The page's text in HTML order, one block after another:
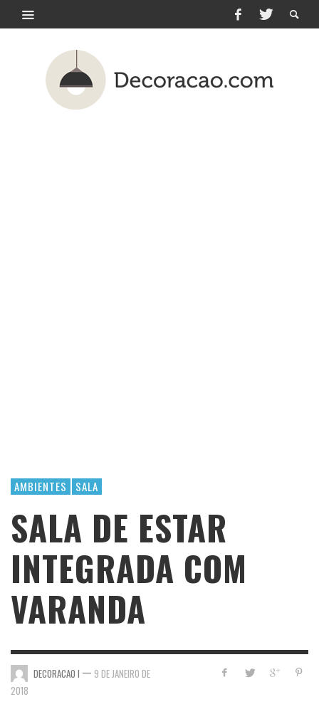
AMBIENTES SALA
SALA DE ESTAR
INTEGRADA COM
VARANDA
DECORACAO I — 9 DE JANEIRO DE
2018